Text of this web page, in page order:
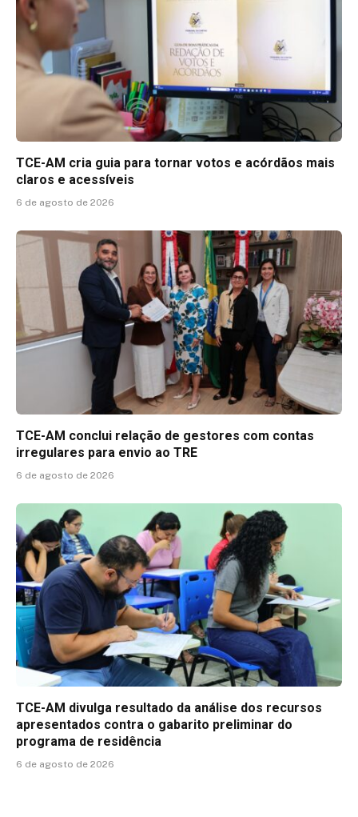
TCE-AM cria guia para tornar votos e acórdãos mais
claros e acessíveis
6 de agosto de 2026
TCE-AM conclui relação de gestores com contas
irregulares para envio ao TRE
6 de agosto de 2026
TCE-AM divulga resultado da análise dos recursos
apresentados contra o gabarito preliminar do
programa de residência
6 de agosto de 2026